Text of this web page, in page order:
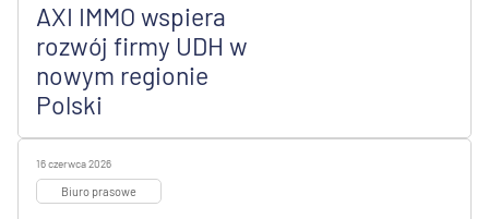
AXI IMMO wspiera
rozwój firmy UDH w
nowym regionie
Polski
16 czerwca 2026
Biuro prasowe